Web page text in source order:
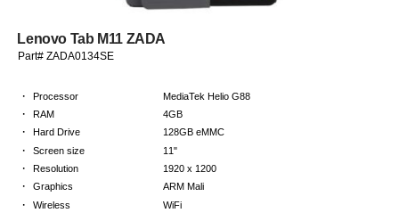
Lenovo Tab M11 ZADA
Part# ZADA0134SE
· Processor MediaTek Helio G88
· RAM 4GB
· Hard Drive 128GB eMMC
· Screen size 11"
· Resolution 1920 x 1200
· Graphics ARM Mali
· Wireless WiFi